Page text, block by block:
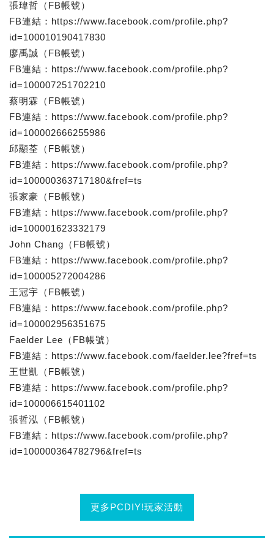
張瑋哲（FB帳號）
FB連結：https://www.facebook.com/profile.php?
id=100010190417830
廖禹誠（FB帳號）
FB連結：https://www.facebook.com/profile.php?
id=100007251702210
蔡明霖（FB帳號）
FB連結：https://www.facebook.com/profile.php?
id=100002666255986
邱顯荃（FB帳號）
FB連結：https://www.facebook.com/profile.php?
id=100000363717180&fref=ts
張家豪（FB帳號）
FB連結：https://www.facebook.com/profile.php?
id=100001623332179
John Chang（FB帳號）
FB連結：https://www.facebook.com/profile.php?
id=100005272004286
王冠宇（FB帳號）
FB連結：https://www.facebook.com/profile.php?
id=100002956351675
Faelder Lee（FB帳號）
FB連結：https://www.facebook.com/faelder.lee?fref=ts
王世凱（FB帳號）
FB連結：https://www.facebook.com/profile.php?
id=100006615401102
張哲泓（FB帳號）
FB連結：https://www.facebook.com/profile.php?
id=100000364782796&fref=ts
更多PCDIY!玩家活動